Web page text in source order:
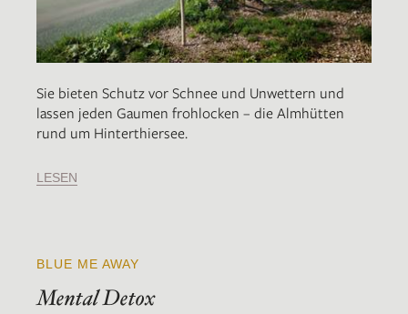
Sie bieten Schutz vor Schnee und Unwettern und
lassen jeden Gaumen frohlocken – die Almhütten
rund um Hinterthiersee.
LESEN
BLUE ME AWAY
Mental Detox